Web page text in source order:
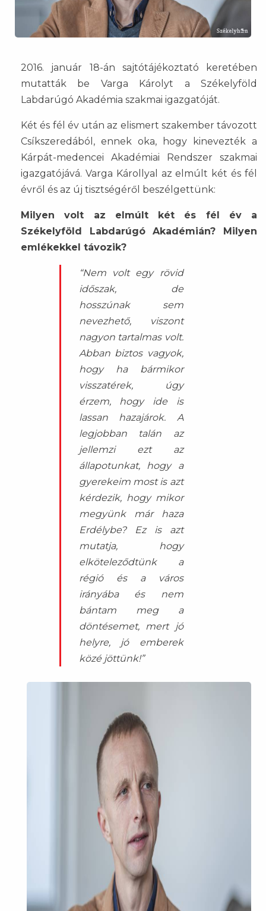
2016. január 18-án sajtótájékoztató keretében
mutatták be Varga Károlyt a Székelyföld
Labdarúgó Akadémia szakmai igazgatóját.
Két és fél év után az elismert szakember távozott
Csíkszeredából, ennek oka, hogy kinevezték a
Kárpát-medencei Akadémiai Rendszer szakmai
igazgatójává. Varga Károllyal az elmúlt két és fél
évről és az új tisztségéről beszélgettünk:
Milyen volt az elmúlt két és fél év a
Székelyföld Labdarúgó Akadémián? Milyen
emlékekkel távozik?
“Nem volt egy rövid
időszak, de
hosszúnak sem
nevezhető, viszont
nagyon tartalmas volt.
Abban biztos vagyok,
hogy ha bármikor
visszatérek, úgy
érzem, hogy ide is
lassan hazajárok. A
legjobban talán az
jellemzi ezt az
állapotunkat, hogy a
gyerekeim most is azt
kérdezik, hogy mikor
megyünk már haza
Erdélybe? Ez is azt
mutatja, hogy
elköteleződtünk a
régió és a város
irányába és nem
bántam meg a
döntésemet, mert jó
helyre, jó emberek
közé jöttünk!”